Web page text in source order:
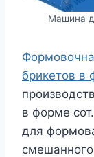
Машина
брикетов в
в форме
для